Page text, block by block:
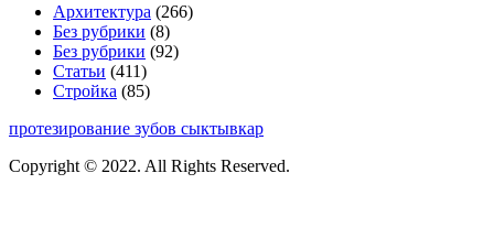
Архитектура (266)
Без рубрики (8)
Без рубрики (92)
Статьи (411)
Стройка (85)
протезирование зубов сыктывкар
Copyright © 2022. All Rights Reserved.